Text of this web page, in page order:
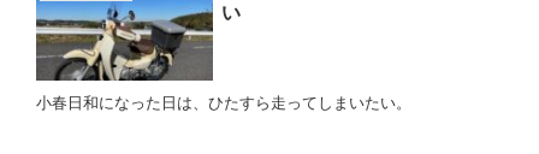
い
小春日和になった日は、ひたすら走ってしまいたい。